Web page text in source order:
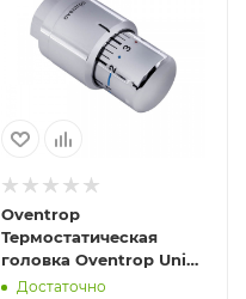
Oventrop
Термостатическая
головка Oventrop Uni
SH хромированный art
Достаточно